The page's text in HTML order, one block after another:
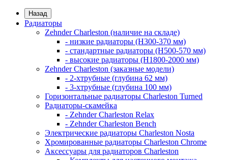
Назад
Радиаторы
Zehnder Charleston (наличие на складе)
- низкие радиаторы (H300-370 мм)
- стандартные радиаторы (H500-570 мм)
- высокие радиаторы (H1800-2000 мм)
Zehnder Charleston (заказные модели)
- 2-хтрубные (глубина 62 мм)
- 3-хтрубные (глубина 100 мм)
Горизонтальные радиаторы Charleston Turned
Радиаторы-скамейка
- Zehnder Charleston Relax
- Zehnder Charleston Bench
Электрические радиаторы Charleston Nosta
Хромированные радиаторы Charleston Chrome
Аксессуары для радиаторов Charleston